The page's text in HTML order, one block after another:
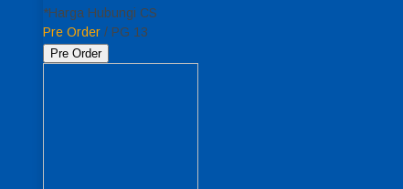
*Harga Hubungi CS
Pre Order / PG 13
Pre Order